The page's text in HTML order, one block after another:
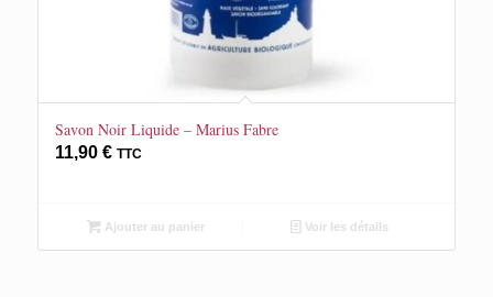
Savon Noir Liquide – Marius Fabre
11,90 € TTC
Ajouter au panier Voir les détails